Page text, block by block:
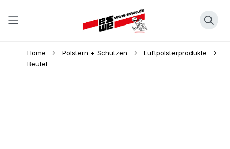
Home Polstern + Schützen
Luftpolsterprodukte
Beutel